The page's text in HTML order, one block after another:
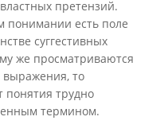
претензий.
понимании есть поле
суггестивных
же просматриваются
то
понятия трудно
термином.